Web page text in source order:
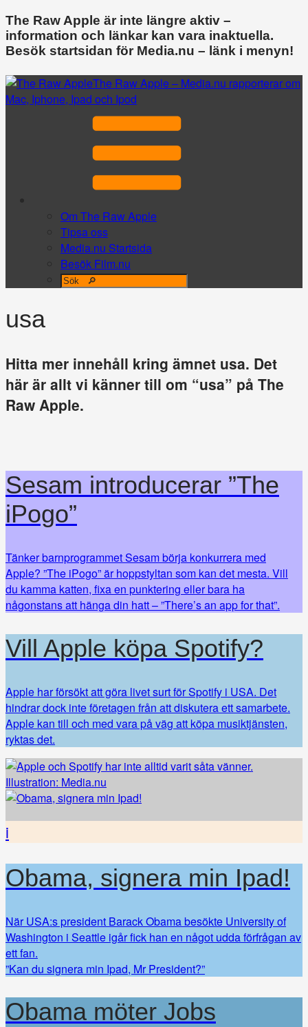
The Raw Apple är inte längre aktiv –
information och länkar kan vara inaktuella.
Besök startsidan för Media.nu – länk i menyn!
The Raw Apple – Media.nu rapporterar om
Mac, Iphone, Ipad och Ipod
Om The Raw Apple
Tipsa oss
Media.nu Startsida
Besök Film.nu
usa
Hitta mer innehåll kring ämnet usa. Det
här är allt vi känner till om “usa” på The
Raw Apple.
Sesam introducerar ”The
iPogo”
Tänker barnprogrammet Sesam börja konkurrera med
Apple? ”The iPogo” är hoppstyltan som kan det mesta. Vill
du kamma katten, fixa en punktering eller bara ha
någonstans att hänga din hatt – ”There’s an app for that”.
Vill Apple köpa Spotify?
Apple har försökt att göra livet surt för Spotify i USA. Det
hindrar dock inte företagen från att diskutera ett samarbete.
Apple kan till och med vara på väg att köpa musiktjänsten,
ryktas det.
i
Obama, signera min Ipad!
När USA:s president Barack Obama besökte University of
Washington i Seattle igår fick han en något udda förfrågan av
ett fan.
”Kan du signera min Ipad, Mr President?”
Obama möter Jobs